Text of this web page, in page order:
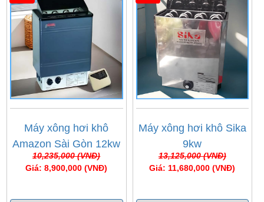
Máy xông hơi khô
Amazon Sài Gòn 12kw
10,235,000 (VNĐ)
Giá: 8,900,000 (VNĐ)
Máy xông hơi khô Sika
9kw
13,125,000 (VNĐ)
Giá: 11,680,000 (VNĐ)